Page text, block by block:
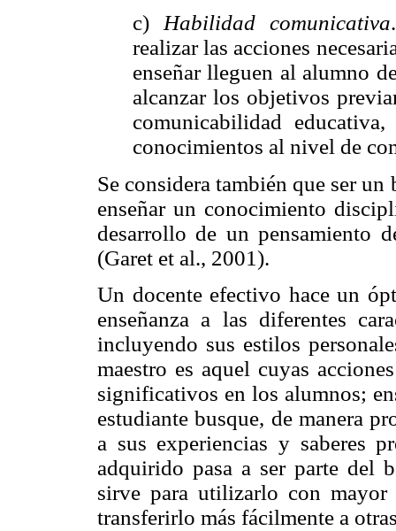
c)Habilidad comunicativa
realizar las acciones
enseñar lleguen al alumno
alcanzar los objetivos
comunicabilidad
conocimientos al nivel de
Se considera también que ser
enseñar un conocimiento
desarrollo de un pensamiento
(Garet et al., 2001).
Un docente efectivo hace un
enseñanza a las diferentes
incluyendo sus estilos
maestro es aquel cuyas
significativos en los alumnos;
estudiante busque, de manera
a sus experiencias y saberes
adquirido pasa a ser parte del
sirve para utilizarlo con mayor
transferirlo más fácilmente a